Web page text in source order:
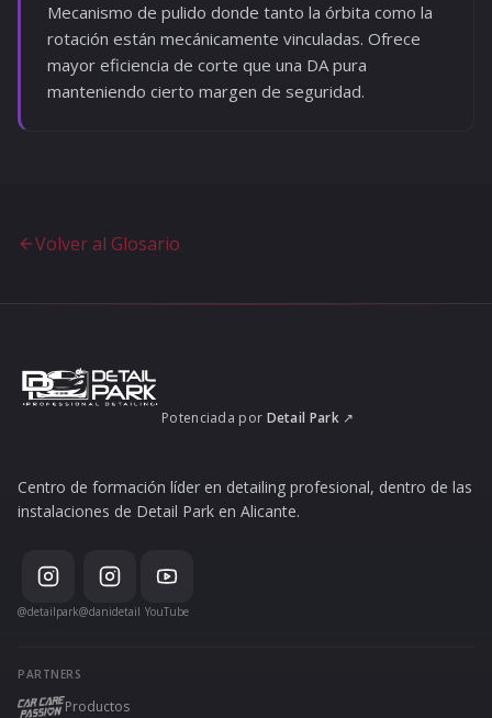
Mecanismo de pulido donde tanto la órbita como la
rotación están mecánicamente vinculadas. Ofrece
mayor eficiencia de corte que una DA pura
manteniendo cierto margen de seguridad.
Volver al Glosario
Potenciada por Detail Park↗
Centro de formación líder en detailing profesional, dentro de las
instalaciones de Detail Park en Alicante.
@detailpark@danidetail YouTube
PARTNERS
Productos